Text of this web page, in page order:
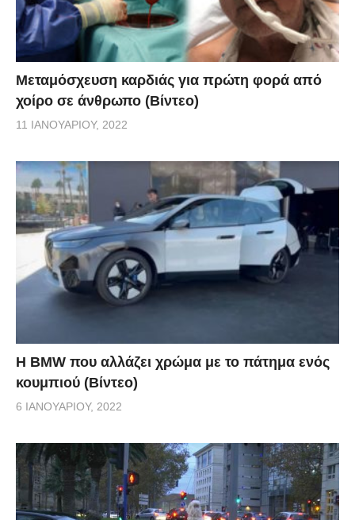
Μεταμόσχευση καρδιάς για πρώτη φορά από
χοίρο σε άνθρωπο (Βίντεο)
11 ΙΑΝΟΥΑΡΊΟΥ, 2022
Η BMW που αλλάζει χρώμα με το πάτημα ενός
κουμπιού (Βίντεο)
6 ΙΑΝΟΥΑΡΊΟΥ, 2022